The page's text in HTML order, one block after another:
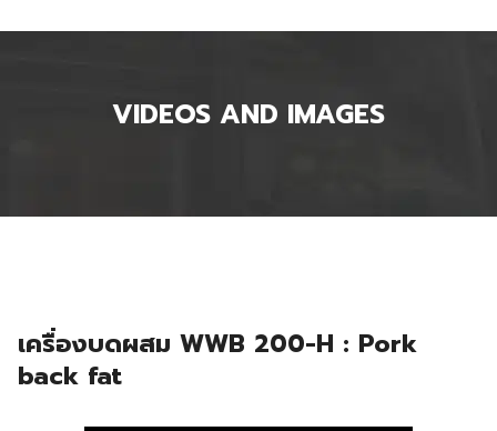
VIDEOS AND IMAGES
เครื่องบดผสม WWB 200-H : Pork
back fat